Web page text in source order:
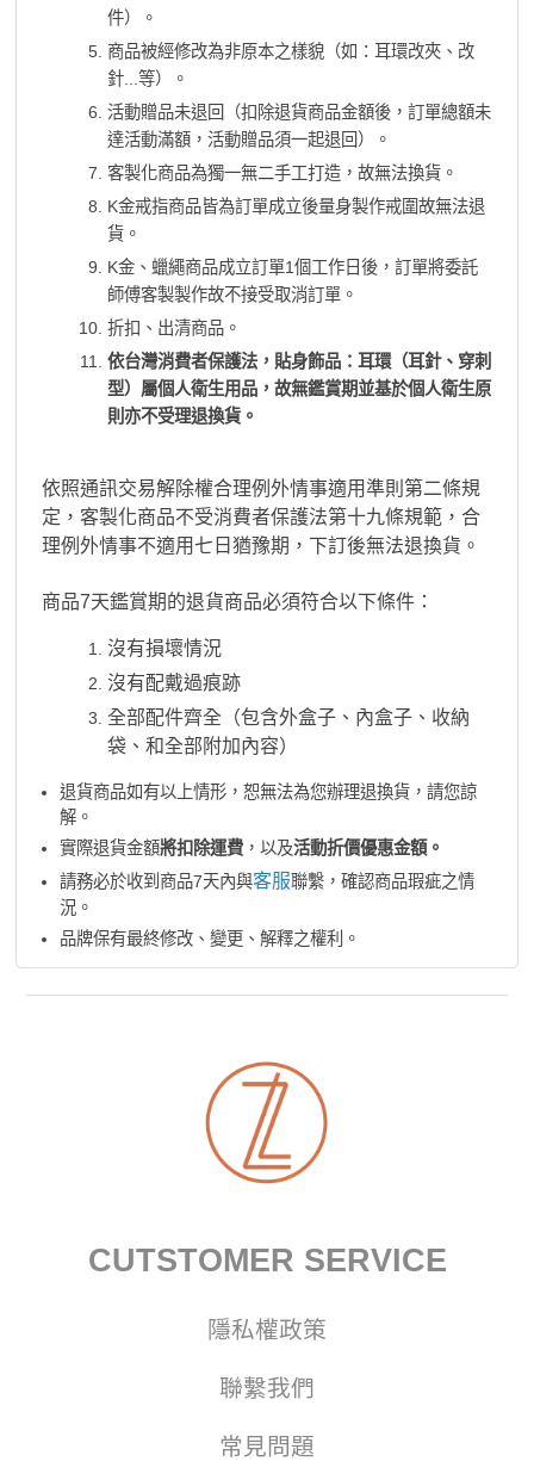
件）。
商品被經修改為非原本之樣貌（如：耳環改夾、改
針...等）。
活動贈品未退回（扣除退貨商品金額後，訂單總額未
達活動滿額，活動贈品須一起退回）。
客製化商品為獨一無二手工打造，故無法換貨。
K金戒指商品皆為訂單成立後量身製作戒圍故無法退
貨。
K金、蠟繩商品成立訂單1個工作日後，訂單將委託
師傅客製製作故不接受取消訂單。
折扣、出清商品。
依台灣消費者保護法，貼身飾品：耳環（耳針、穿刺
型）屬個人衛生用品，故無鑑賞期並基於個人衛生原
則亦不受理退換貨。
依照通訊交易解除權合理例外情事適用準則第二條規
定，客製化商品不受消費者保護法第十九條規範，合
理例外情事不適用七日猶豫期，下訂後無法退換貨。
商品7天鑑賞期的退貨商品必須符合以下條件：
沒有損壞情況
沒有配戴過痕跡
全部配件齊全（包含外盒子、內盒子、收納
袋、和全部附加內容）
退貨商品如有以上情形，恕無法為您辦理退換貨，請您諒
解。
實際退貨金額將扣除運費，以及活動折價優惠金額。
請務必於收到商品7天內與客服聯繫，確認商品瑕疵之情
況。
品牌保有最終修改、變更、解釋之權利。
CUTSTOMER SERVICE
隱私權政策
聯繫我們
常見問題